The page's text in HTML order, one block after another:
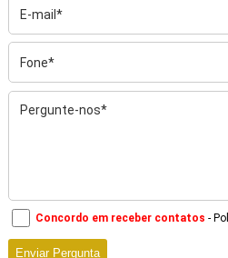
Concordo em receber contatos -